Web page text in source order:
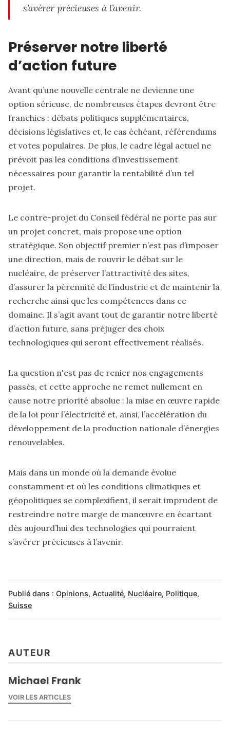
s’avérer précieuses à l’avenir.
Préserver notre liberté
d’action future
Avant qu’une nouvelle centrale ne devienne une
option sérieuse, de nombreuses étapes devront être
franchies : débats politiques supplémentaires,
décisions législatives et, le cas échéant, référendums
et votes populaires. De plus, le cadre légal actuel ne
prévoit pas les conditions d’investissement
nécessaires pour garantir la rentabilité d’un tel
projet.
Le contre-projet du Conseil fédéral ne porte pas sur
un projet concret, mais propose une option
stratégique. Son objectif premier n’est pas d’imposer
une direction, mais de rouvrir le débat sur le
nucléaire, de préserver l’attractivité des sites,
d’assurer la pérennité de l’industrie et de maintenir la
recherche ainsi que les compétences dans ce
domaine. Il s’agit avant tout de garantir notre liberté
d’action future, sans préjuger des choix
technologiques qui seront effectivement réalisés.
La question n'est pas de renier nos engagements
passés, et cette approche ne remet nullement en
cause notre priorité absolue : la mise en œuvre rapide
de la loi pour l’électricité et, ainsi, l’accélération du
développement de la production nationale d’énergies
renouvelables.
Mais dans un monde où la demande évolue
constamment et où les conditions climatiques et
géopolitiques se complexifient, il serait imprudent de
restreindre notre marge de manœuvre en écartant
dès aujourd’hui des technologies qui pourraient
s’avérer précieuses à l’avenir.
Publié dans : Opinions, Actualité, Nucléaire, Politique,
Suisse
AUTEUR
Michael Frank
VOIR LES ARTICLES